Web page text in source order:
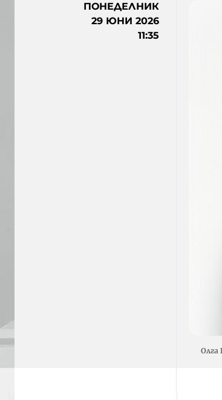
ПОНЕДЕЛНИК
29 ЮНИ 2026
11:35
Олга